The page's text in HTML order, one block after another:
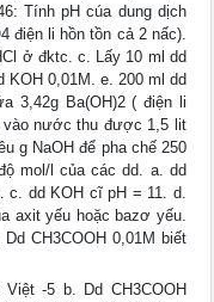
Tính pH cúa dung dịch
điện li hồn tồn cả 2 nấc).
ở đktc. c. Lấy 10 ml dd
KOH 0,01M. e. 200 ml dd
3,42g Ba(OH)2 ( điện li
vào nước thu được 1,5 lit
g NaOH để pha chế 250
mol/l của các dd. a. dd
c. dd KOH cĩ pH = 11. d.
axit yếu hoặc bazơ yếu.
CH3COOH 0,01M biết
-5 b. Dd CH3COOH